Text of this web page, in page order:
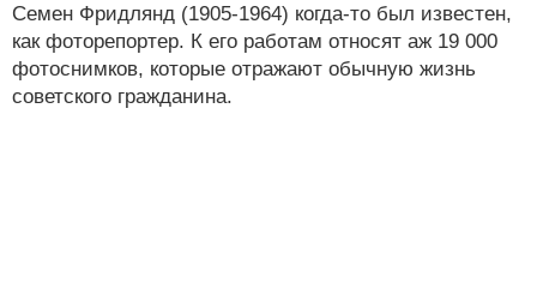
Семен Фридлянд (1905-1964) когда-то был известен,
как фоторепортер. К его работам относят аж 19 000
фотоснимков, которые отражают обычную жизнь
советского гражданина.